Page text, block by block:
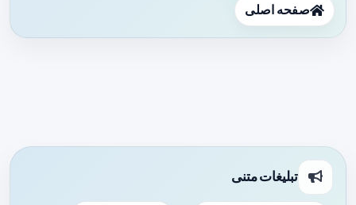
صفحه اصلی
تبلیغات متنی